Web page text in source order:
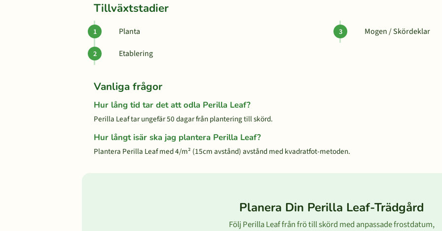
Tillväxtstadier
Planta
Etablering
Mogen / Skördeklar
Vanliga frågor
Hur lång tid tar det att odla Perilla Leaf?
Perilla Leaf tar ungefär 50 dagar från plantering till skörd.
Hur långt isär ska jag plantera Perilla Leaf?
Plantera Perilla Leaf med 4/m² (15cm avstånd) avstånd med kvadratfot-metoden.
Planera Din Perilla Leaf-Trädgård
Följ Perilla Leaf från frö till skörd med anpassade frostdatum,